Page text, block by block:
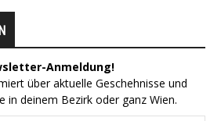
Anmeldung!
über aktuelle Geschehnisse und
in deinem Bezirk oder ganz Wien.